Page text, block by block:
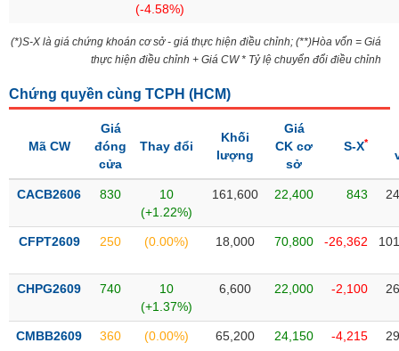
Tâm
thị
trường
(-4.58%)
(*)S-X là giá chứng khoán cơ sở - giá thực hiện điều chỉnh; (**)Hòa vốn = Giá
thực hiện điều chỉnh + Giá CW * Tỷ lệ chuyển đổi điều chỉnh
Chứng quyền cùng TCPH (HCM)
Mã CW
Giá
đóng
cửa
Thay đổi
Khối
lượng
Giá
CK cơ
sở
S-X*
CACB2606 830
10
(+1.22%)
161,600 22,400 843
CFPT2609 250 (0.00%) 18,000 70,800 -26,362
CHPG2609 740
10
(+1.37%)
6,600 22,000 -2,100
CMBB2609 360 (0.00%) 65,200 24,150 -4,215
DÙNG
KHÔNG
YẾU
TIÊU
THIẾT
YẾU